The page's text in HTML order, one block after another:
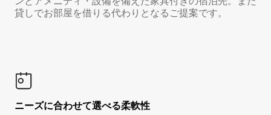
貸しでお部屋を借りる代わりとなるご提案です。
ニーズに合わせて選べる柔軟性